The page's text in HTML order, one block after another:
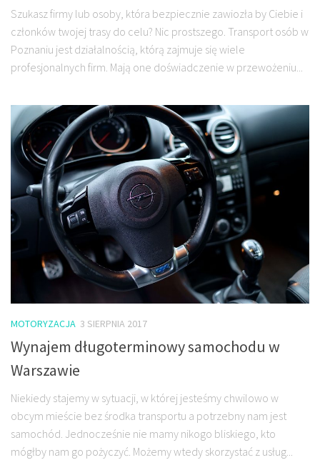
Szukasz firmy lub osoby, która bezpiecznie zawiozła by Ciebie i
członków twojej trasy do celu? Nic prostszego. Transport osób w
Poznaniu jest działalnością, którą zajmuje się wiele
profesjonalnych firm. Mają one doświadczenie w przewożeniu...
MOTORYZACJA 3 SIERPNIA 2017
Wynajem długoterminowy samochodu w
Warszawie
Niekiedy stajemy w sytuacji, w której jesteśmy chwilowo w
obcym mieście bez środka transportu a potrzebny nam jest
samochód. Jednocześnie nie mamy nikogo bliskiego, kto
mógłby nam go pożyczyć. Możemy wtedy skorzystać z usług...